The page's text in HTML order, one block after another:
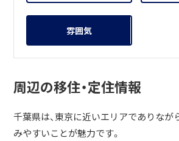
雰囲気
周辺の移住・定住情報
千葉県は、東京に近いエリアでありなが
みやすいことが魅力です。